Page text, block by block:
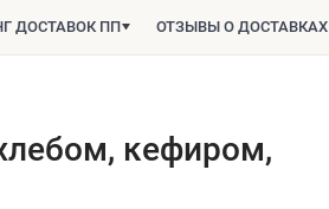
ДОСТАВОК ПП ОТЗЫВЫ О ДОСТАВКАХ
кефиром,